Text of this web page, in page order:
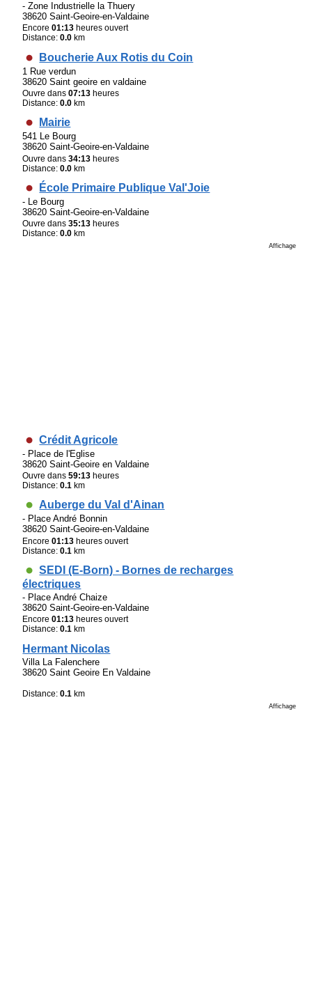
- Zone Industrielle la Thuery
38620 Saint-Geoire-en-Valdaine
Encore01:13 heures ouvert
Distance:0.0 km
Boucherie Aux Rotis du Coin
1 Rue verdun
38620 Saint geoire en valdaine
Ouvre dans07:13 heures
Distance:0.0 km
Mairie
541 Le Bourg
38620 Saint-Geoire-en-Valdaine
Ouvre dans34:13 heures
Distance:0.0 km
École Primaire Publique Val'Joie
- Le Bourg
38620 Saint-Geoire-en-Valdaine
Ouvre dans35:13 heures
Distance:0.0 km
Affichage
Crédit Agricole
- Place de l'Eglise
38620 Saint-Geoire en Valdaine
Ouvre dans59:13 heures
Distance:0.1 km
Auberge du Val d'Ainan
- Place André Bonnin
38620 Saint-Geoire-en-Valdaine
Encore01:13 heures ouvert
Distance:0.1 km
SEDI (E-Born) - Bornes de recharges
électriques
- Place André Chaize
38620 Saint-Geoire-en-Valdaine
Encore01:13 heures ouvert
Distance:0.1 km
Hermant Nicolas
Villa La Falenchere
38620 Saint Geoire En Valdaine
Distance:0.1 km
Affichage